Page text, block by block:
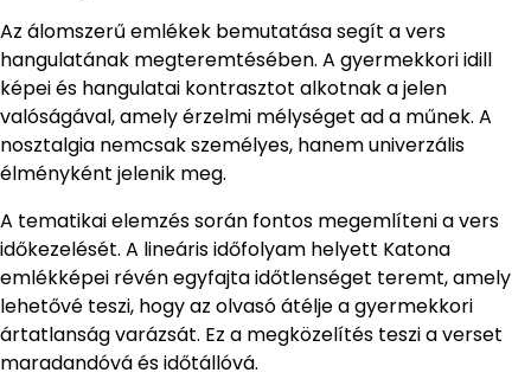
Az álomszerű emlékek bemutatása segít a vers
hangulatának megteremtésében. A gyermekkori idill
képei és hangulatai kontrasztot alkotnak a jelen
valóságával, amely érzelmi mélységet ad a műnek. A
nosztalgia nemcsak személyes, hanem univerzális
élményként jelenik meg.
A tematikai elemzés során fontos megemlíteni a vers
időkezelését. A lineáris időfolyam helyett Katona
emlékképei révén egyfajta időtlenséget teremt, amely
lehetővé teszi, hogy az olvasó átélje a gyermekkori
ártatlanság varázsát. Ez a megközelítés teszi a verset
maradandóvá és időtállóvá.